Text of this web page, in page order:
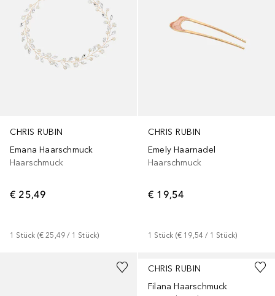
CHRIS RUBIN
Emana Haarschmuck
Haarschmuck
€ 25,49
1 Stück (€ 25,49 / 1 Stück)
CHRIS RUBIN
Emely Haarnadel
Haarschmuck
€ 19,54
1 Stück (€ 19,54 / 1 Stück)
CHRIS RUBIN
Filana Haarschmuck